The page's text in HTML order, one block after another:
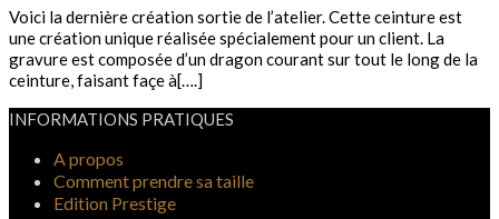
Voici la dernière création sortie de l’atelier. Cette ceinture est
une création unique réalisée spécialement pour un client. La
gravure est composée d’un dragon courant sur tout le long de la
ceinture, faisant façe à[….]
INFORMATIONS PRATIQUES
A propos
Comment prendre sa taille
Edition Prestige